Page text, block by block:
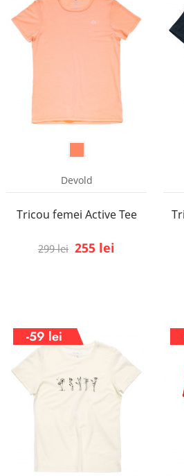
Devold
Tricou femei Active Tee
299 lei 255 lei
-59 lei